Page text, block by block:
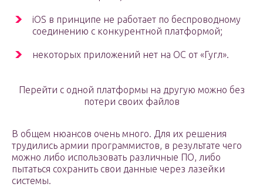
iOS в принципе не работает по беспроводному
соединению с конкурентной платформой;
некоторых приложений нет на ОС от «Гугл».
Перейти с одной платформы на другую можно без
потери своих файлов
В общем нюансов очень много. Для их решения
трудились армии программистов, в результате чего
можно либо использовать различные ПО, либо
пытаться сохранить свои данные через лазейки
системы.